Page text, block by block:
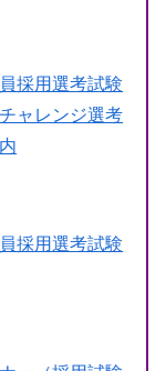
採用選考試験
ャレンジ選考
採用選考試験